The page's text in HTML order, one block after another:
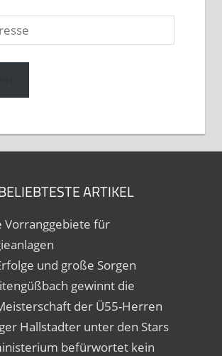
ARTIKEL
Vorranggebiete für
und große Sorgen
gewinnt die
der Ü55-Herren
Hallstadter unter den Stars
befürwortet kein